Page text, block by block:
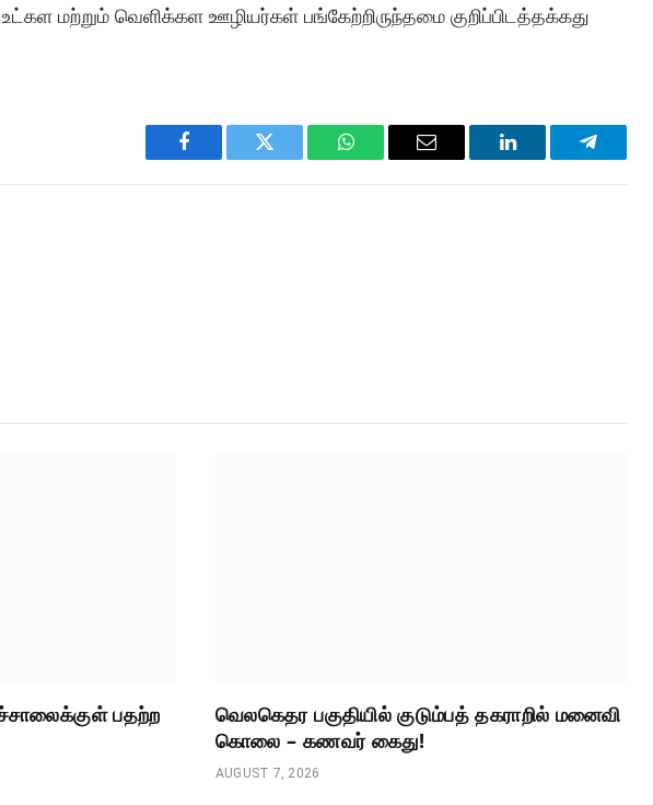
உட்கள மற்றும் வெளிக்கள ஊழியர்கள் பங்கேற்றிருந்தமை குறிப்பிடத்தக்கது
Facebook Twitter WhatsAppEmail LinkedIn Telegram
பதற்ற
வெலகெதர பகுதியில் குடும்பத் தகராறில் மனைவி
கொலை – கணவர் கைது!
AUGUST 7, 2026